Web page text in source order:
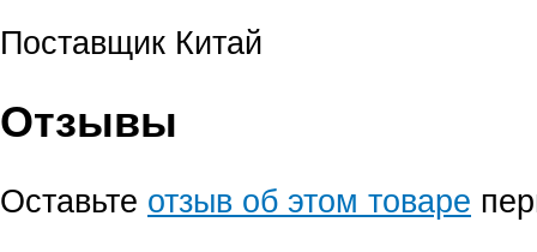
Поставщик Китай
Отзывы
Оставьте отзыв об этом товаре